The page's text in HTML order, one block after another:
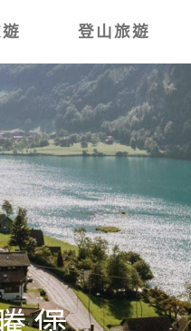
登山旅遊
曾路古